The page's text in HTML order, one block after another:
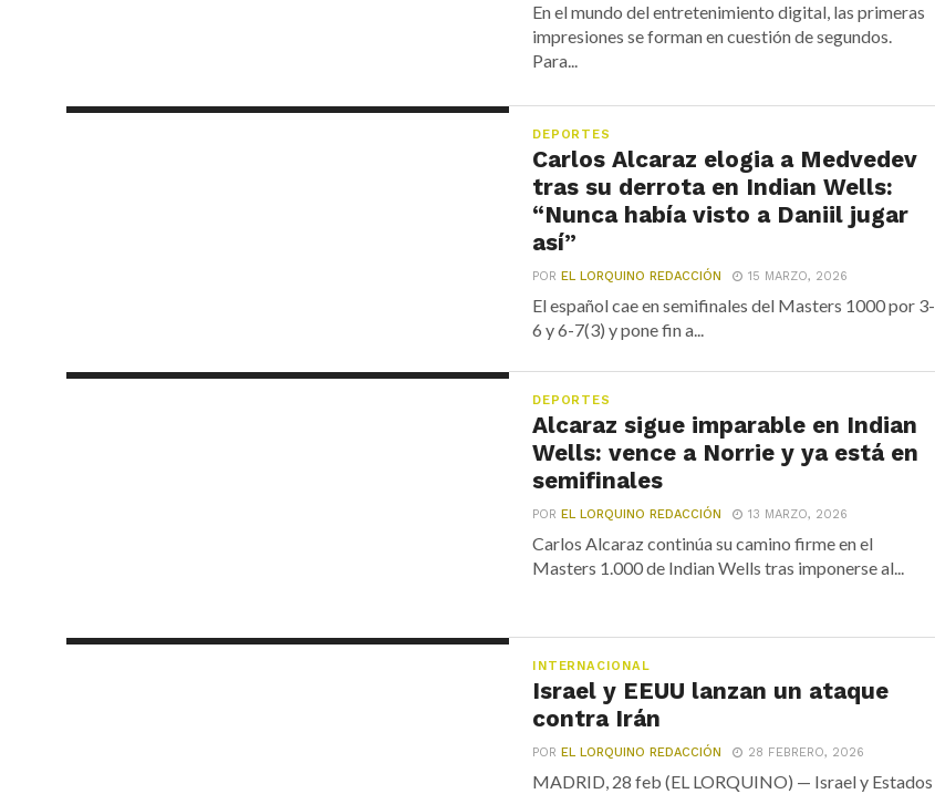
En el mundo del entretenimiento digital, las primeras
impresiones se forman en cuestión de segundos.
Para...
DEPORTES
Carlos Alcaraz elogia a Medvedev
tras su derrota en Indian Wells:
“Nunca había visto a Daniil jugar
así”
POREL LORQUINO REDACCIÓN 15 MARZO, 2026
El español cae en semifinales del Masters 1000 por 3-
6 y 6-7(3) y pone fin a...
DEPORTES
Alcaraz sigue imparable en Indian
Wells: vence a Norrie y ya está en
semifinales
POREL LORQUINO REDACCIÓN 13 MARZO, 2026
Carlos Alcaraz continúa su camino firme en el
Masters 1.000 de Indian Wells tras imponerse al...
INTERNACIONAL
Israel y EEUU lanzan un ataque
contra Irán
POREL LORQUINO REDACCIÓN 28 FEBRERO, 2026
MADRID, 28 feb (EL LORQUINO) — Israel y Estados